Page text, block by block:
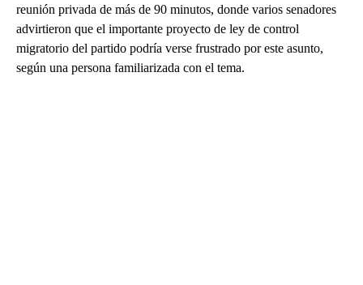
reunión privada de más de 90 minutos, donde varios senadores
advirtieron que el importante proyecto de ley de control
migratorio del partido podría verse frustrado por este asunto,
según una persona familiarizada con el tema.